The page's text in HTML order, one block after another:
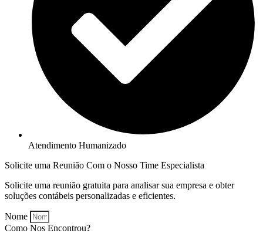
Atendimento Humanizado
Solicite uma Reunião Com o Nosso Time Especialista
Solicite uma reunião gratuita para analisar sua empresa e obter
soluções contábeis personalizadas e eficientes.
Nome
Como Nos Encontrou?